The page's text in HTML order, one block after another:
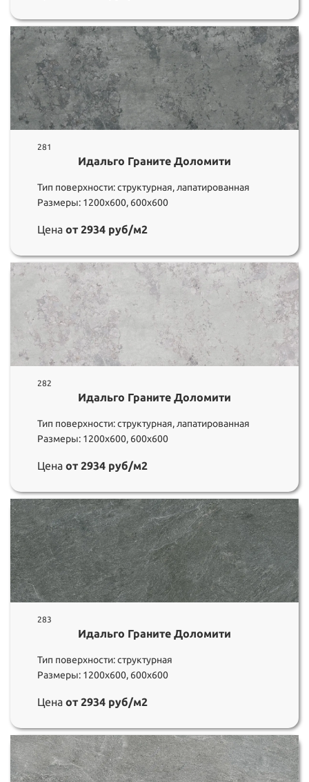
281
Идальго Граните Доломити
Тип поверхности: структурная, лапатированная
Размеры: 1200х600, 600х600
Цена от 2934 руб/м2
282
Идальго Граните Доломити
Тип поверхности: структурная, лапатированная
Размеры: 1200х600, 600х600
Цена от 2934 руб/м2
283
Идальго Граните Доломити
Тип поверхности: структурная
Размеры: 1200х600, 600х600
Цена от 2934 руб/м2